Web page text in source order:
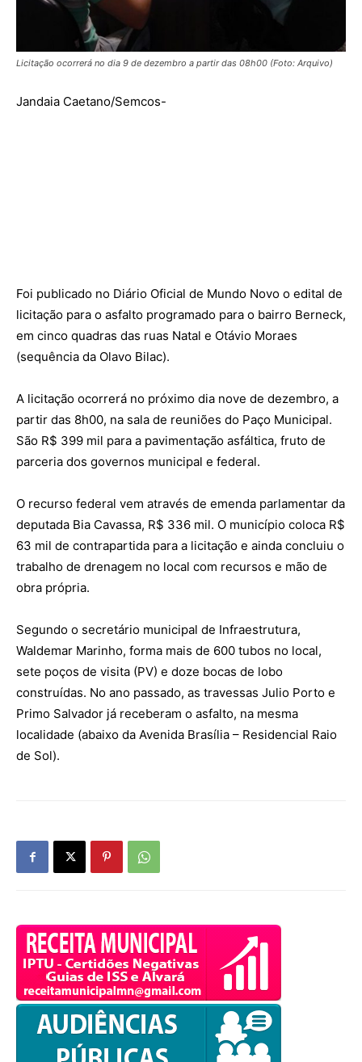
Licitação ocorrerá no dia 9 de dezembro a partir das 08h00 (Foto: Arquivo)
Jandaia Caetano/Semcos-
Foi publicado no Diário Oficial de Mundo Novo o edital de
licitação para o asfalto programado para o bairro Berneck,
em cinco quadras das ruas Natal e Otávio Moraes
(sequência da Olavo Bilac).
A licitação ocorrerá no próximo dia nove de dezembro, a
partir das 8h00, na sala de reuniões do Paço Municipal.
São R$ 399 mil para a pavimentação asfáltica, fruto de
parceria dos governos municipal e federal.
O recurso federal vem através de emenda parlamentar da
deputada Bia Cavassa, R$ 336 mil. O município coloca R$
63 mil de contrapartida para a licitação e ainda concluiu o
trabalho de drenagem no local com recursos e mão de
obra própria.
Segundo o secretário municipal de Infraestrutura,
Waldemar Marinho, forma mais de 600 tubos no local,
sete poços de visita (PV) e doze bocas de lobo
construídas. No ano passado, as travessas Julio Porto e
Primo Salvador já receberam o asfalto, na mesma
localidade (abaixo da Avenida Brasília – Residencial Raio
de Sol).